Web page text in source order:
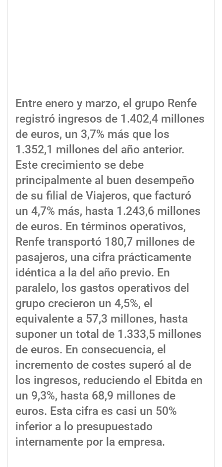
Entre enero y marzo, el grupo Renfe
registró ingresos de 1.402,4 millones
de euros, un 3,7% más que los
1.352,1 millones del año anterior.
Este crecimiento se debe
principalmente al buen desempeño
de su filial de Viajeros, que facturó
un 4,7% más, hasta 1.243,6 millones
de euros. En términos operativos,
Renfe transportó 180,7 millones de
pasajeros, una cifra prácticamente
idéntica a la del año previo. En
paralelo, los gastos operativos del
grupo crecieron un 4,5%, el
equivalente a 57,3 millones, hasta
suponer un total de 1.333,5 millones
de euros. En consecuencia, el
incremento de costes superó al de
los ingresos, reduciendo el Ebitda en
un 9,3%, hasta 68,9 millones de
euros. Esta cifra es casi un 50%
inferior a lo presupuestado
internamente por la empresa.